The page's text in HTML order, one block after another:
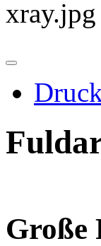
Große